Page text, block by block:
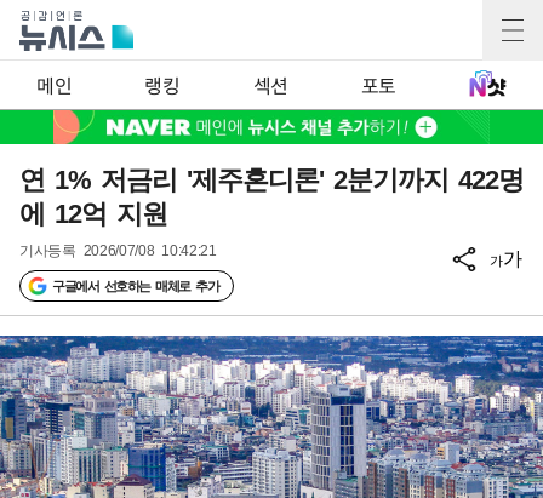
메인 랭킹 섹션 포토
연 1% 저금리 '제주혼디론' 2분기까지 422명
에 12억 지원
기사등록 2026/07/08 10:42:21
구글에서 선호하는 매체로 추가
가가